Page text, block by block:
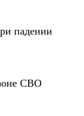
падении
СВО